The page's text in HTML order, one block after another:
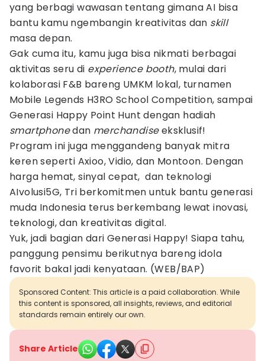
yang berbagi wawasan tentang gimana AI bisa
bantu kamu ngembangin kreativitas dan skill
masa depan.
Gak cuma itu, kamu juga bisa nikmati berbagai
aktivitas seru di experience booth, mulai dari
kolaborasi F&B bareng UMKM lokal, turnamen
Mobile Legends H3RO School Competition, sampai
Generasi Happy Point Hunt dengan hadiah
smartphonedan merchandiseeksklusif!
Program ini juga menggandeng banyak mitra
keren seperti Axioo, Vidio, dan Montoon. Dengan
harga hemat, sinyal cepat, dan teknologi
AIvolusi5G, Tri berkomitmen untuk bantu generasi
muda Indonesia terus berkembang lewat inovasi,
teknologi, dan kreativitas digital.
Yuk, jadi bagian dari Generasi Happy! Siapa tahu,
panggung pensimu berikutnya bareng idola
favorit bakal jadi kenyataan. (WEB/BAP)
Sponsored Content: This article is a paid collaboration. While
this content is sponsored, all insights, reviews, and editorial
standards remain entirely our own.
Share Article